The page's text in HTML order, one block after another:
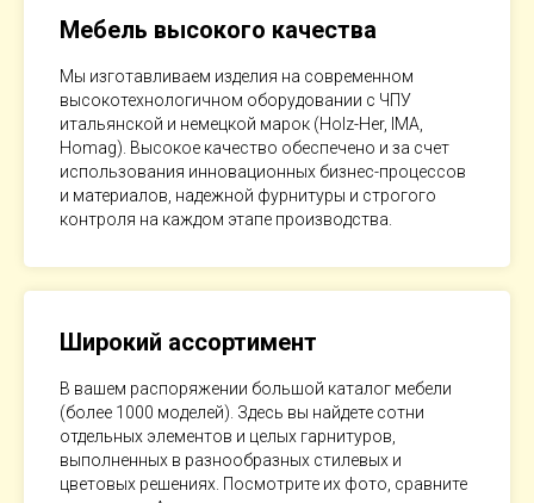
Мебель высокого качества
Мы изготавливаем изделия на современном
высокотехнологичном оборудовании с ЧПУ
итальянской и немецкой марок (Holz-Her, IMA,
Homag). Высокое качество обеспечено и за счет
использования инновационных бизнес-процессов
и материалов, надежной фурнитуры и строгого
контроля на каждом этапе производства.
Широкий ассортимент
В вашем распоряжении большой каталог мебели
(более 1000 моделей). Здесь вы найдете сотни
отдельных элементов и целых гарнитуров,
выполненных в разнообразных стилевых и
цветовых решениях. Посмотрите их фото, сравните